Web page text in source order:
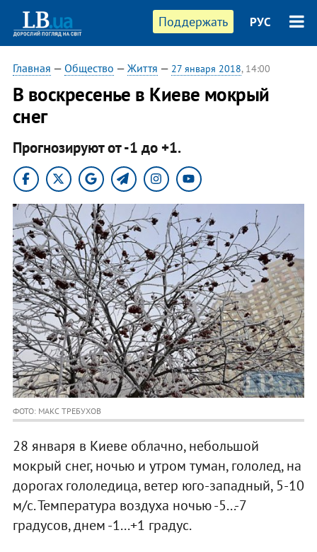
Поддержать РУС
Главная — Общество — Життя — 27 января 2018, 14:00
В воскресенье в Киеве мокрый
снег
Прогнозируют от -1 до +1.
ФОТО: МАКС ТРЕБУХОВ
28 января в Киеве облачно, небольшой
мокрый снег, ночью и утром туман, гололед, на
дорогах гололедица, ветер юго-западный, 5-10
м/с. Температура воздуха ночью -5...-7
градусов, днем -1...+1 градус.